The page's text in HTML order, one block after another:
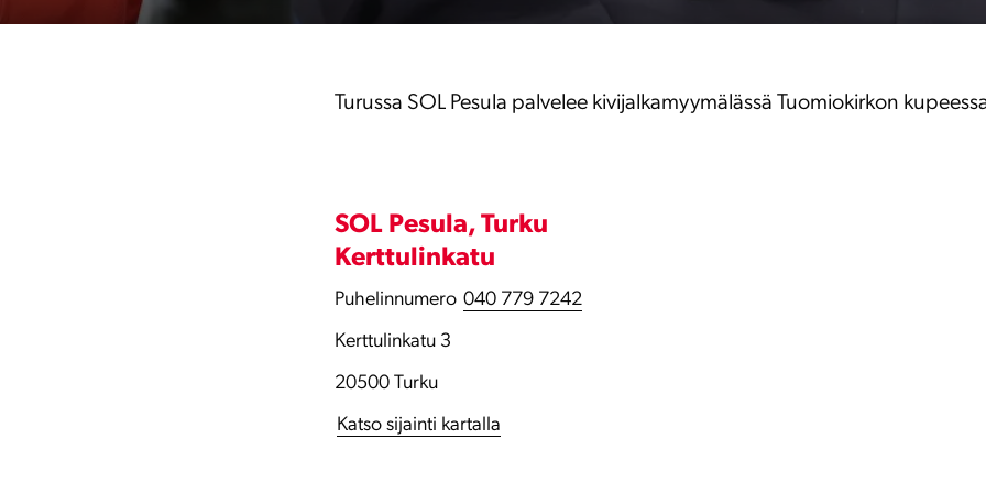
Turussa SOL Pesula palvelee kivijalkamyymälässä Tuomiokirkon
SOL Pesula, Turku
Kerttulinkatu
Puhelinnumero 040 779 7242
Kerttulinkatu 3
20500 Turku
Katso sijainti kartalla